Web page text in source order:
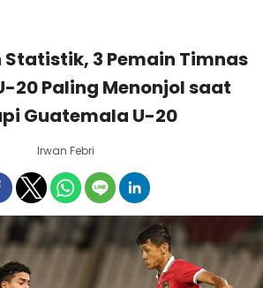
3 Pemain Timnas
20 Paling Menonjol saat
Guatemala U-20
Irwan Febri